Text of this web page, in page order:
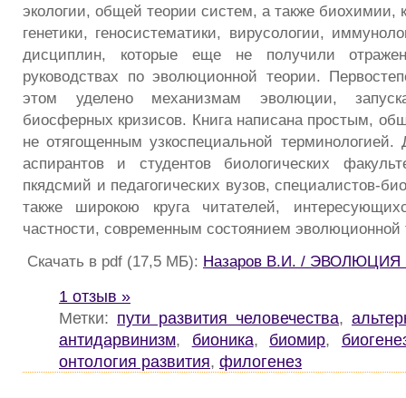
экологии, общей теории систем, а также биохимии,
генетики, геносистематики, вирусологии,
дисциплин, которые еще не получили
руководствах по эволюционной теории.
этом уделено механизмам эволюции,
биосферных кризисов. Книга написана простым,
не отягощенным узкоспециальной терминологией.
аспирантов и студентов биологических
пкядсмий и педагогических вузов, специалистов-
также широкою круга читателей,
частности, современным состоянием эволюционной
Скачать в pdf (17,5 МБ): Назаров В.И. /
1 отзыв »
Метки: пути развития человечества,
антидарвинизм, бионика, биомир,
онтология развития, филогенез